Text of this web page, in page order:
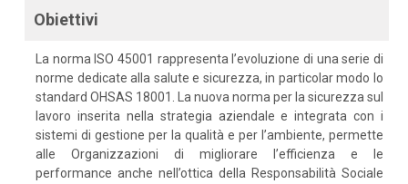
Obiettivi
La norma ISO 45001 rappresenta l’evoluzione di una serie di
norme dedicate alla salute e sicurezza, in particolar modo lo
standard OHSAS 18001. La nuova norma per la sicurezza sul
lavoro inserita nella strategia aziendale e integrata con i
sistemi di gestione per la qualità e per l’ambiente, permette
alle Organizzazioni di migliorare l’efficienza e le
performance anche nell’ottica della Responsabilità Sociale